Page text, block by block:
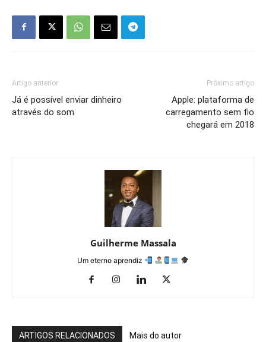
Artigo anterior
Já é possível enviar dinheiro
através do som
Próximo artigo
Apple: plataforma de
carregamento sem fio
chegará em 2018
Guilherme Massala
Um eterno aprendiz
ARTIGOS RELACIONADOS Mais do autor